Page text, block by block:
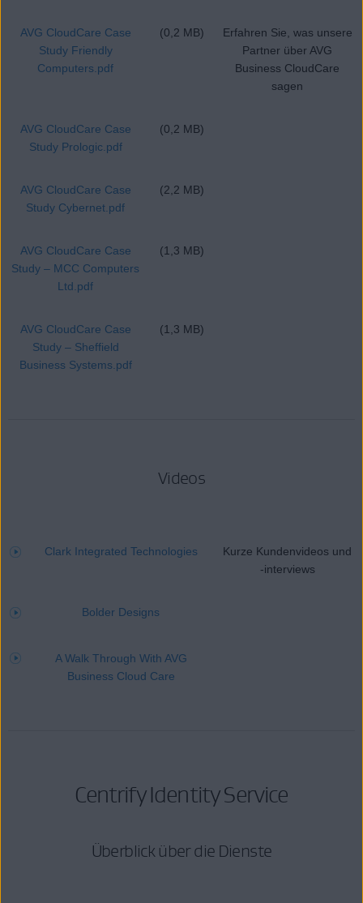
AVG CloudCare Case
Study Friendly
Computers.pdf
(0,2 MB)
Erfahren Sie, was unsere
Partner über AVG
Business CloudCare
sagen
AVG CloudCare Case
Study Prologic.pdf
(0,2 MB)
AVG CloudCare Case
Study Cybernet.pdf
(2,2 MB)
AVG CloudCare Case
Study – MCC Computers
Ltd.pdf
(1,3 MB)
AVG CloudCare Case
Study – Sheffield
Business Systems.pdf
(1,3 MB)
Videos
Clark Integrated Technologies
Kurze Kundenvideos und
-interviews
Bolder Designs
A Walk Through With AVG
Business Cloud Care
Centrify Identity Service
Überblick über die Dienste